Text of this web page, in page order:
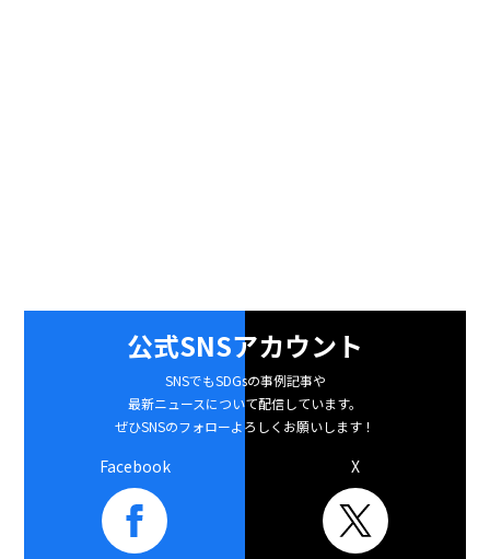
公式SNSアカウント
SNSでもSDGsの事例記事や
最新ニュースについて配信しています。
ぜひSNSのフォローよろしくお願いします！
Facebook X